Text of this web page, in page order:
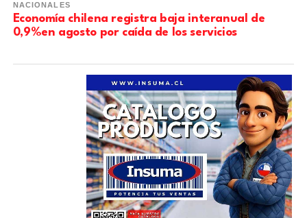
NACIONALES
Economía chilena registra baja interanual de
0,9%en agosto por caída de los servicios